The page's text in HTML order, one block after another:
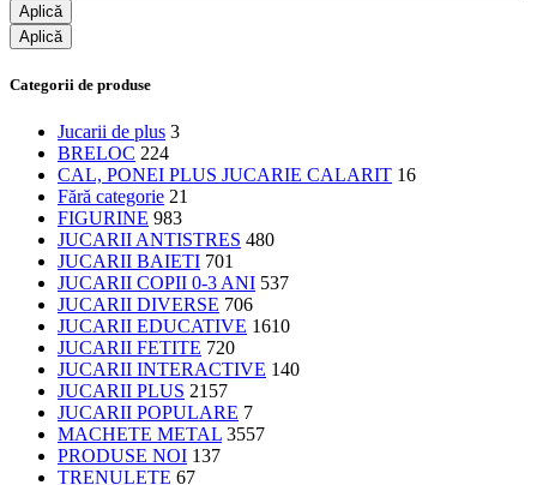
Aplică
Aplică
Categorii de produse
Jucarii de plus 3
BRELOC 224
CAL, PONEI PLUS JUCARIE CALARIT 16
Fără categorie 21
FIGURINE 983
JUCARII ANTISTRES 480
JUCARII BAIETI 701
JUCARII COPII 0-3 ANI 537
JUCARII DIVERSE 706
JUCARII EDUCATIVE 1610
JUCARII FETITE 720
JUCARII INTERACTIVE 140
JUCARII PLUS 2157
JUCARII POPULARE 7
MACHETE METAL 3557
PRODUSE NOI 137
TRENULETE 67